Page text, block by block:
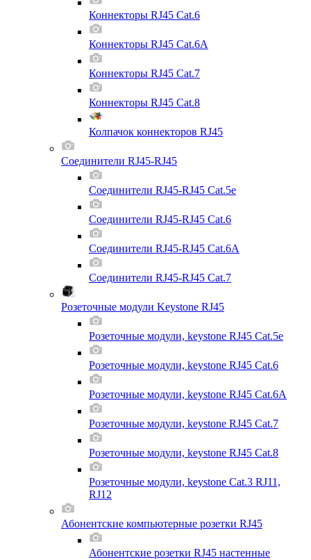
Коннекторы RJ45 Cat.6
Коннекторы RJ45 Cat.6A
Коннекторы RJ45 Cat.7
Коннекторы RJ45 Cat.8
Колпачок коннекторов RJ45
Соединители RJ45-RJ45
Соединители RJ45-RJ45 Cat.5e
Соединители RJ45-RJ45 Cat.6
Соединители RJ45-RJ45 Cat.6A
Соединители RJ45-RJ45 Cat.7
Розеточные модули Keystone RJ45
Розеточные модули, keystone RJ45 Cat.5e
Розеточные модули, keystone RJ45 Cat.6
Розеточные модули, keystone RJ45 Cat.6A
Розеточные модули, keystone RJ45 Cat.7
Розеточные модули, keystone RJ45 Cat.8
Розеточные модули, keystone Cat.3 RJ11,
RJ12
Абонентские компьютерные розетки RJ45
Абонентские розетки RJ45 настенные